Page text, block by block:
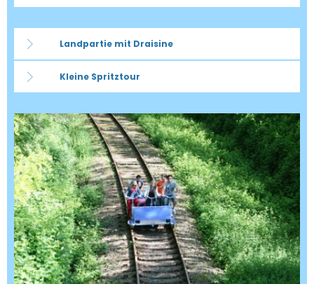
Landpartie mit Draisine
Kleine Spritztour